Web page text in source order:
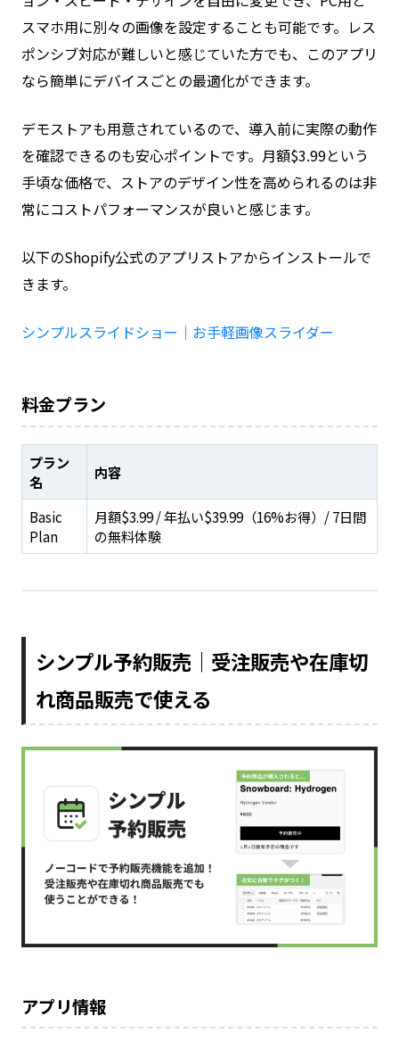
スマホ用に別々の画像を設定することも可能です。レス
ポンシブ対応が難しいと感じていた方でも、このアプリ
なら簡単にデバイスごとの最適化ができます。
デモストアも用意されているので、導入前に実際の動作
を確認できるのも安心ポイントです。月額$3.99という
手頃な価格で、ストアのデザイン性を高められるのは非
常にコストパフォーマンスが良いと感じます。
以下のShopify公式のアプリストアからインストールで
きます。
シンプルスライドショー｜お手軽画像スライダー
料金プラン
プラン
名
内容
Basic
Plan
月額$3.99 / 年払い$39.99（16%お得）/ 7日間
の無料体験
シンプル予約販売｜受注販売や在庫切
れ商品販売で使える
アプリ情報